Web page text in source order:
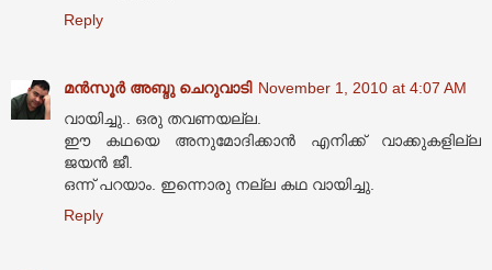
Reply
മൻസൂർ അബ്ദു ചെറുവാടി November 1, 2010 at 4:07 AM
വായിച്ചു.. ഒരു തവണയല്ല.
ഈ കഥയെ അനുമോദിക്കാന്‍ എനിക്ക് വാക്കുകളില്ല
ജയന്‍ ജീ.
ഒന്ന് പറയാം. ഇന്നൊരു നല്ല കഥ വായിച്ചു.
Reply